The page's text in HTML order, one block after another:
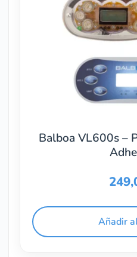
Balboa VL600s –
Añadir